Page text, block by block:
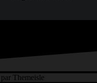
par Themeisle